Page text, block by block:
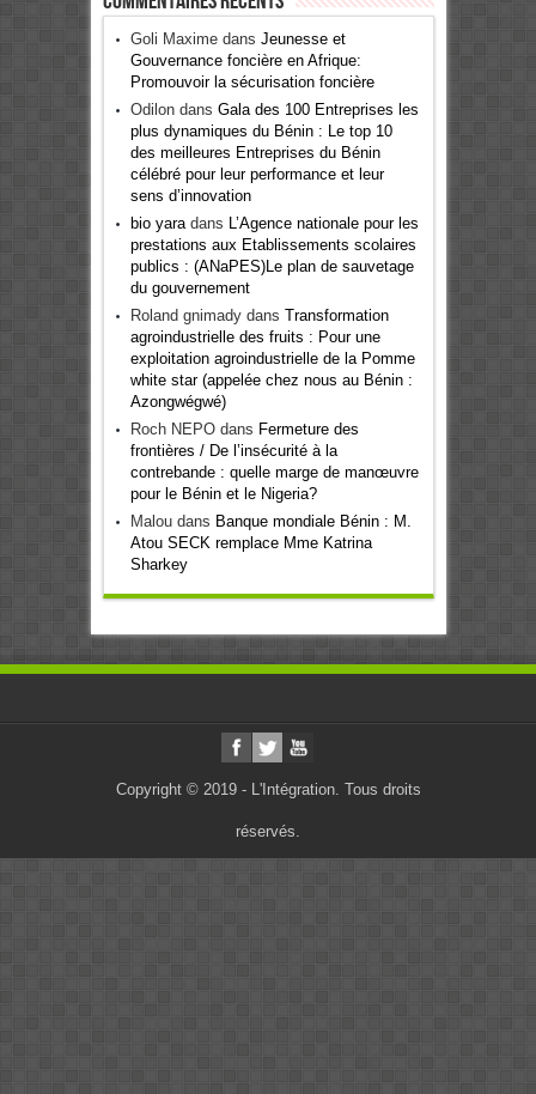
Goli Maximedans Jeunesse et
Gouvernance foncière en Afrique:
Promouvoir la sécurisation foncière
Odilondans Gala des 100 Entreprises les
plus dynamiques du Bénin : Le top 10
des meilleures Entreprises du Bénin
célébré pour leur performance et leur
sens d’innovation
bio yaradans L’Agence nationale pour les
prestations aux Etablissements scolaires
publics : (ANaPES)Le plan de sauvetage
du gouvernement
Roland gnimadydans Transformation
agroindustrielle des fruits : Pour une
exploitation agroindustrielle de la Pomme
white star (appelée chez nous au Bénin :
Azongwégwé)
Roch NEPOdans Fermeture des
frontières / De l’insécurité à la
contrebande : quelle marge de manœuvre
pour le Bénin et le Nigeria?
Maloudans Banque mondiale Bénin : M.
Atou SECK remplace Mme Katrina
Sharkey
Copyright © 2019 - L'Intégration. Tous droits
réservés.